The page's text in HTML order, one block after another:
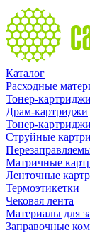
Каталог
Расходные
Тонер-картриджи
Драм-картриджи
Тонер-
Струйные
Матричные
Ленточные
Термоэтикетки
Чековая лента
Материалы для
Заправочные